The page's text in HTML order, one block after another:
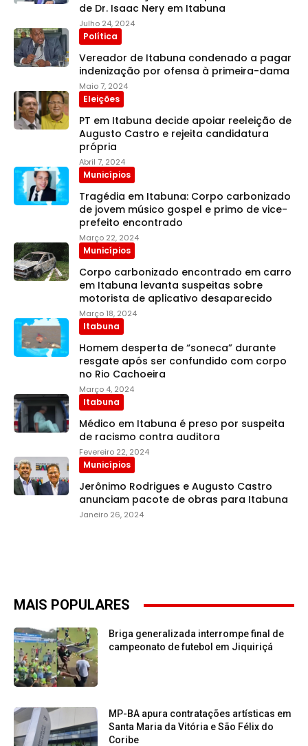
de Dr. Isaac Nery em Itabuna
Julho 24, 2024
Política
Vereador de Itabuna condenado a pagar
indenização por ofensa à primeira-dama
Maio 7, 2024
Eleições
PT em Itabuna decide apoiar reeleição de
Augusto Castro e rejeita candidatura
própria
Abril 7, 2024
Municípios
Tragédia em Itabuna: Corpo carbonizado
de jovem músico gospel e primo de vice-
prefeito encontrado
Março 22, 2024
Municípios
Corpo carbonizado encontrado em carro
em Itabuna levanta suspeitas sobre
motorista de aplicativo desaparecido
Março 18, 2024
Itabuna
Homem desperta de “soneca” durante
resgate após ser confundido com corpo
no Rio Cachoeira
Março 4, 2024
Itabuna
Médico em Itabuna é preso por suspeita
de racismo contra auditora
Fevereiro 22, 2024
Municípios
Jerônimo Rodrigues e Augusto Castro
anunciam pacote de obras para Itabuna
Janeiro 26, 2024
MAIS POPULARES
Briga generalizada interrompe final de
campeonato de futebol em Jiquiriçá
MP-BA apura contratações artísticas em
Santa Maria da Vitória e São Félix do
Coribe